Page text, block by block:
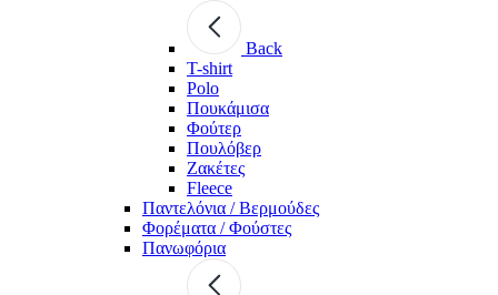
Back
T-shirt
Polo
Πουκάμισα
Φούτερ
Πουλόβερ
Ζακέτες
Fleece
Παντελόνια / Βερμούδες
Φορέματα / Φούστες
Πανωφόρια